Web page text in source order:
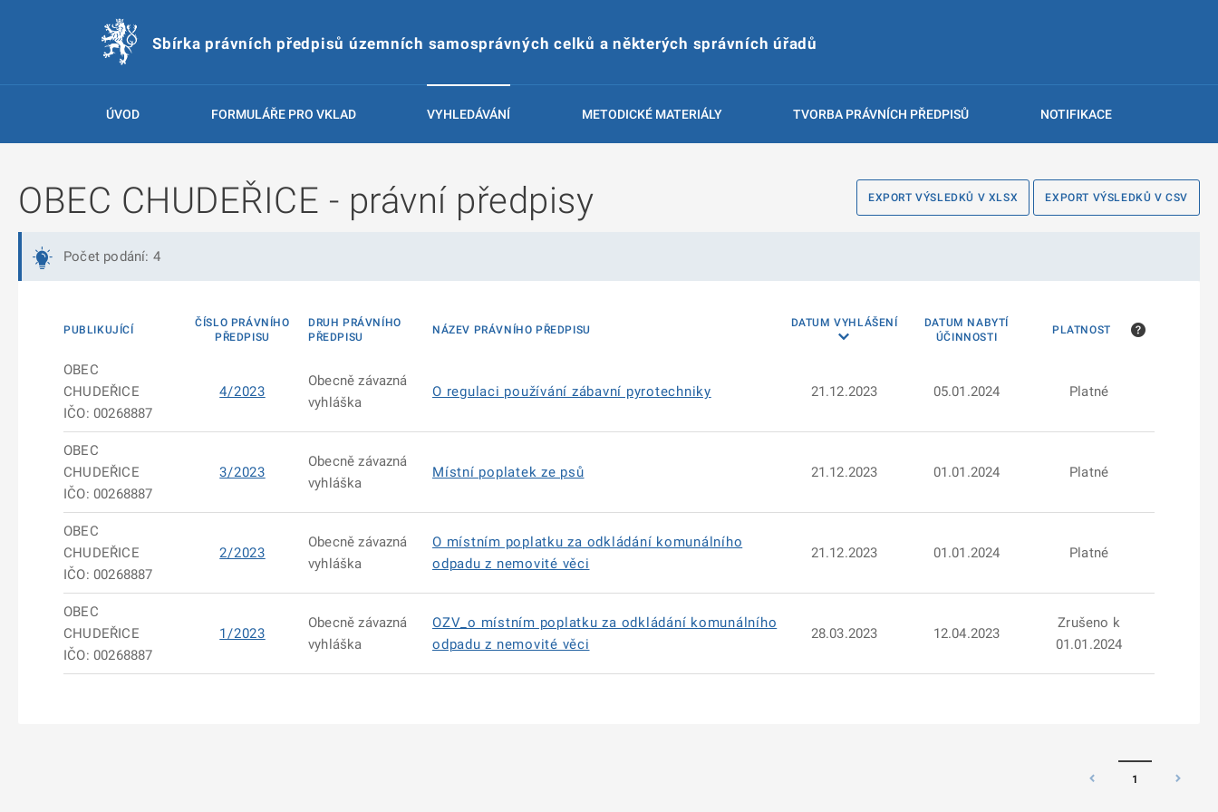
Sbírka právních předpisů územních samosprávných celků a některých správních úřadů
ÚVOD FORMULÁŘE PRO VKLAD VYHLEDÁVÁNÍ METODICKÉ MATERIÁLY TVORBA PRÁVNÍCH PŘEDPISŮ NOTIFIKACE
EXPORT VÝSLEDKŮ V XLSX EXPORT VÝSLEDKŮ V CSV
OBEC CHUDEŘICE - právní předpisy
Počet podání: 4
PUBLIKUJÍCÍ
ČÍSLO PRÁVNÍHO
PŘEDPISU
DRUH PRÁVNÍHO
PŘEDPISU
NÁZEV PRÁVNÍHO PŘEDPISU
DATUM VYHLÁŠENÍ
DATUM NABYTÍ
ÚČINNOSTI
PLATNOST
OBEC
CHUDEŘICE
IČO: 00268887
4/2023
Obecně závazná
vyhláška
O regulaci používání zábavní pyrotechniky 21.12.2023 05.01.2024 Platné
OBEC
CHUDEŘICE
IČO: 00268887
3/2023
Obecně závazná
vyhláška
Místní poplatek ze psů 21.12.2023 01.01.2024 Platné
OBEC
CHUDEŘICE
IČO: 00268887
2/2023
Obecně závazná
vyhláška
O místním poplatku za odkládání komunálního
odpadu z nemovité věci
21.12.2023 01.01.2024 Platné
OBEC
CHUDEŘICE
IČO: 00268887
1/2023
Obecně závazná
vyhláška
OZV_o místním poplatku za odkládání komunálního
odpadu z nemovité věci
28.03.2023 12.04.2023
Zrušeno k
01.01.2024
1